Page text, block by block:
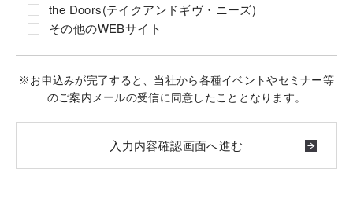
the Doors(テイクアンドギヴ・ニーズ)
その他のWEBサイト
※お申込みが完了すると、当社から各種イベントやセミナー等
のご案内メールの受信に同意したこととなります。